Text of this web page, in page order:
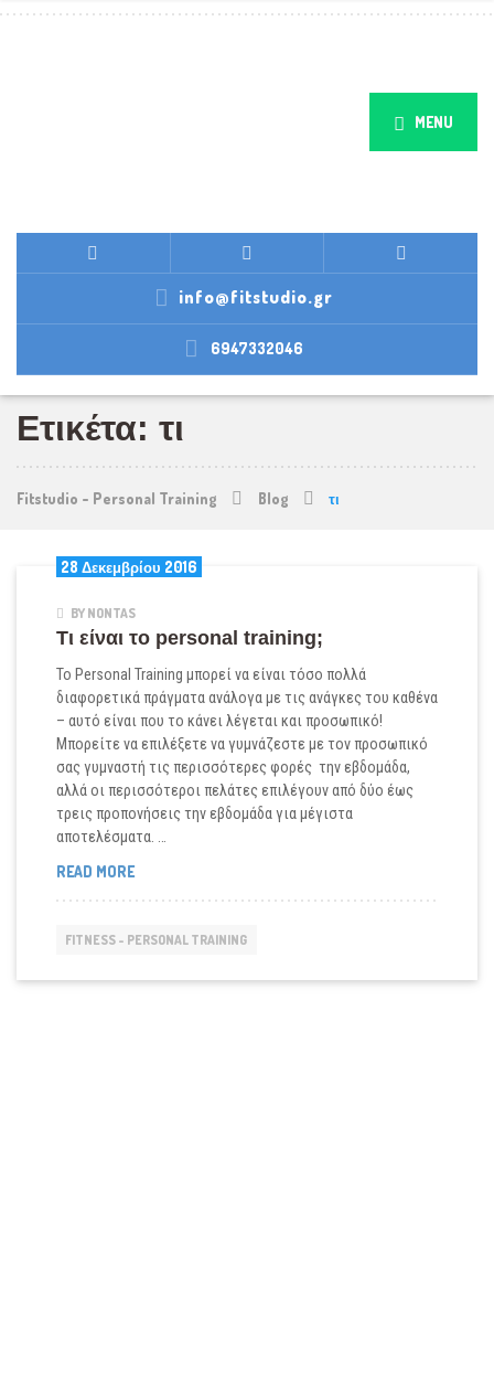
MENU
info@fitstudio.gr
6947332046
Ετικέτα: τι
Fitstudio - Personal Training Blog τι
28 Δεκεμβρίου 2016
BY NONTAS
Τι είναι το personal training;
Το Personal Training μπορεί να είναι τόσο πολλά
διαφορετικά πράγματα ανάλογα με τις ανάγκες του καθένα
– αυτό είναι που το κάνει λέγεται και προσωπικό!
Μπορείτε να επιλέξετε να γυμνάζεστε με τον προσωπικό
σας γυμναστή τις περισσότερες φορές την εβδομάδα,
αλλά οι περισσότεροι πελάτες επιλέγουν από δύο έως
τρεις προπονήσεις την εβδομάδα για μέγιστα
αποτελέσματα. …
READ MOREΤΙ
PERSONAL
FITNESS - PERSONAL TRAINING